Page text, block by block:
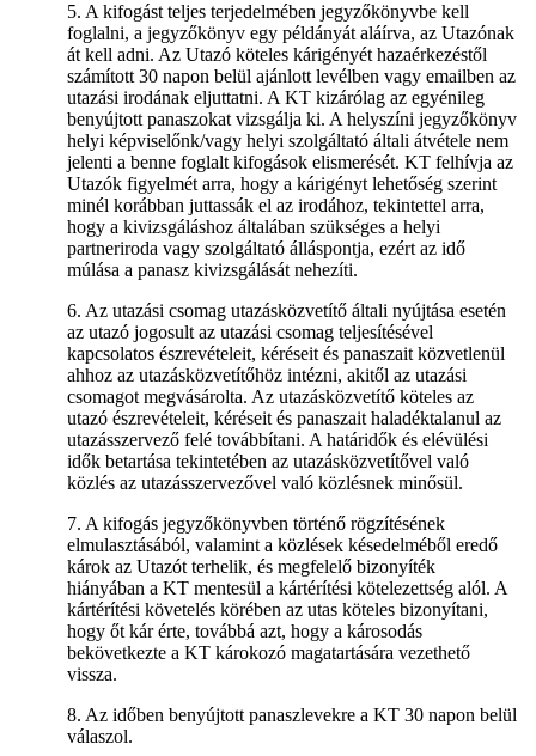
5. A kifogást teljes terjedelmében jegyzőkönyvbe kell
foglalni, a jegyzőkönyv egy példányát aláírva, az Utazónak
át kell adni. Az Utazó köteles kárigényét hazaérkezéstől
számított 30 napon belül ajánlott levélben vagy emailben az
utazási irodának eljuttatni. A KT kizárólag az egyénileg
benyújtott panaszokat vizsgálja ki. A helyszíni jegyzőkönyv
helyi képviselőnk/vagy helyi szolgáltató általi átvétele nem
jelenti a benne foglalt kifogások elismerését. KT felhívja az
Utazók figyelmét arra, hogy a kárigényt lehetőség szerint
minél korábban juttassák el az irodához, tekintettel arra,
hogy a kivizsgáláshoz általában szükséges a helyi
partneriroda vagy szolgáltató álláspontja, ezért az idő
múlása a panasz kivizsgálását nehezíti.
6. Az utazási csomag utazásközvetítő általi nyújtása esetén
az utazó jogosult az utazási csomag teljesítésével
kapcsolatos észrevételeit, kéréseit és panaszait közvetlenül
ahhoz az utazásközvetítőhöz intézni, akitől az utazási
csomagot megvásárolta. Az utazásközvetítő köteles az
utazó észrevételeit, kéréseit és panaszait haladéktalanul az
utazásszervező felé továbbítani. A határidők és elévülési
idők betartása tekintetében az utazásközvetítővel való
közlés az utazásszervezővel való közlésnek minősül.
7. A kifogás jegyzőkönyvben történő rögzítésének
elmulasztásából, valamint a közlések késedelméből eredő
károk az Utazót terhelik, és megfelelő bizonyíték
hiányában a KT mentesül a kártérítési kötelezettség alól. A
kártérítési követelés körében az utas köteles bizonyítani,
hogy őt kár érte, továbbá azt, hogy a károsodás
bekövetkezte a KT károkozó magatartására vezethető
vissza.
8. Az időben benyújtott panaszlevekre a KT 30 napon belül
válaszol.